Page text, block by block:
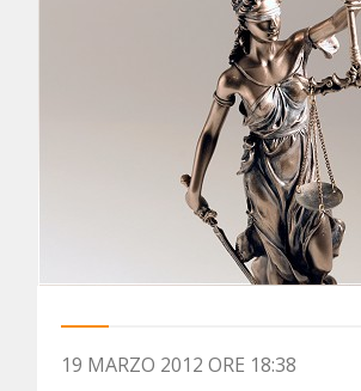
19 MARZO 2012 ORE 18:38